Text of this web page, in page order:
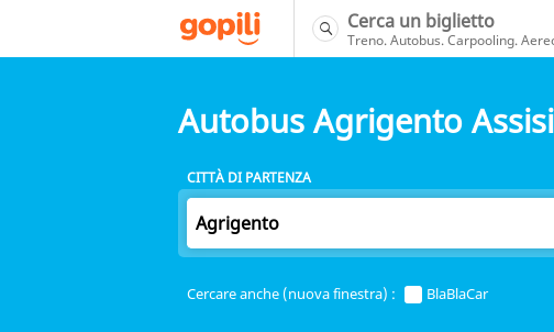
Cerca un biglietto
Treno. Autobus. Carpooling.
Autobus Agrigento Assisi
CITTÀ DI PARTENZA
Cercare anche (nuova finestra) : BlaBlaCar